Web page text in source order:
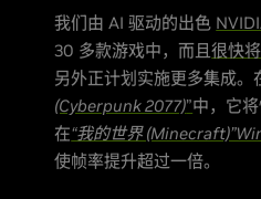
我们由 AI 驱动的出色
30 多款游戏中，而且很快
另外正计划实施更多集成。
(Cyberpunk 2077)”中，它
在“我的世界
使帧率提升超过一倍。